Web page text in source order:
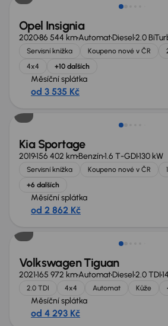
Opel Insignia
202086 544 kmAutomatDiesel2.0
Servisní knížka Koupeno nové v ČR
4x4
+10 dalších
Měsíční splátka
od 3 535 Kč
Zlevněno o 10 000 Kč
Kia Sportage
2019156 402 kmBenzín1.6 T-GDI130 kW
Servisní knížka Koupeno nové v ČR
+6 dalších
Měsíční splátka
od 2 862 Kč
Zlevněno o 70 000 Kč
Volkswagen Tiguan
2021165 972 kmAutomatDiesel2.0 TDI
2.0 TDI 4x4 Automat Kůže
Měsíční splátka
od 4 293 Kč
Zlevněno o 10 000 Kč